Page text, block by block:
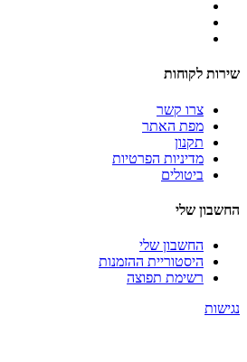
שירות לקוחות
צרו קשר
מפת האתר
תקנון
מדיניות הפרטיות
ביטולים
החשבון שלי
החשבון שלי
היסטוריית ההזמנות
רשימת תפוצה
נגישות